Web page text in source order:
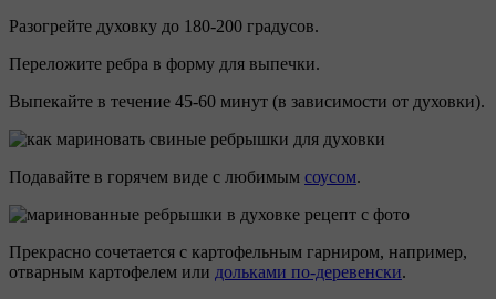
Разогрейте духовку до 180-200 градусов.
Переложите ребра в форму для выпечки.
Выпекайте в течение 45-60 минут (в зависимости от духовки).
Подавайте в горячем виде с любимым соусом.
Прекрасно сочетается с картофельным гарниром, например,
отварным картофелем или дольками по-деревенски.